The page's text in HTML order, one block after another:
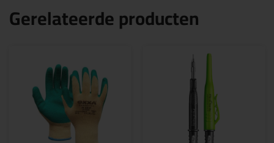
Gerelateerde producten